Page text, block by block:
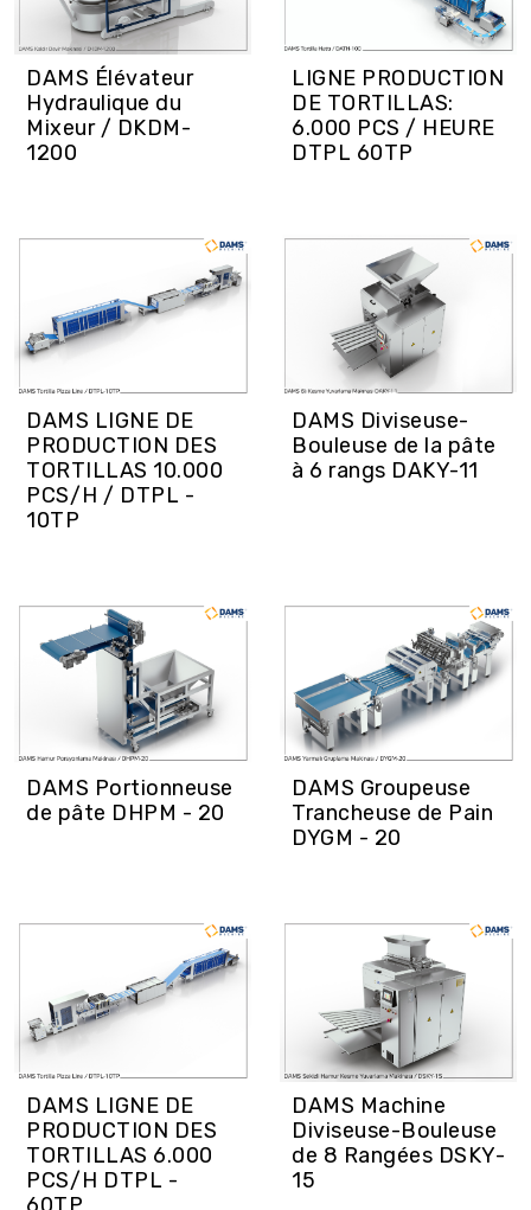
DAMS Élévateur
Hydraulique du
Mixeur / DKDM-
1200
LIGNE PRODUCTION
DE TORTILLAS:
6.000 PCS / HEURE
DTPL 60TP
DAMS LIGNE DE
PRODUCTION DES
TORTILLAS 10.000
PCS/H / DTPL -
10TP
DAMS Diviseuse-
Bouleuse de la pâte
à 6 rangs DAKY-11
DAMS Portionneuse
de pâte DHPM - 20
DAMS Groupeuse
Trancheuse de Pain
DYGM - 20
DAMS LIGNE DE
PRODUCTION DES
TORTILLAS 6.000
PCS/H DTPL -
DAMS Machine
Diviseuse-Bouleuse
de 8 Rangées DSKY-
15